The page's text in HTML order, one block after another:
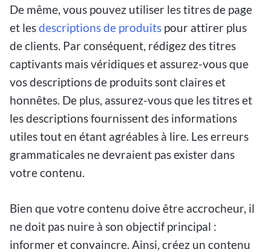
De même, vous pouvez utiliser les titres de page
et lesdescriptions de produits pour attirer plus
de clients. Par conséquent, rédigez des titres
captivants mais véridiques et assurez-vous que
vos descriptions de produits sont claires et
honnêtes. De plus, assurez-vous que les titres et
les descriptions fournissent des informations
utiles tout en étant agréables à lire. Les erreurs
grammaticales ne devraient pas exister dans
votre contenu.
Bien que votre contenu doive être accrocheur, il
ne doit pas nuire à son objectif principal :
informer et convaincre. Ainsi, créez un contenu